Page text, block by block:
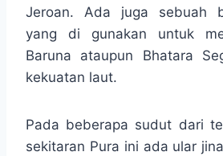
Jeroan. Ada juga sebuah
yang di gunakan untuk
Baruna ataupun Bhatara
kekuatan laut.
Pada beberapa sudut dari
sekitaran Pura ini ada ular